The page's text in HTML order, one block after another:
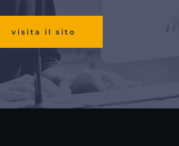
visita il sito